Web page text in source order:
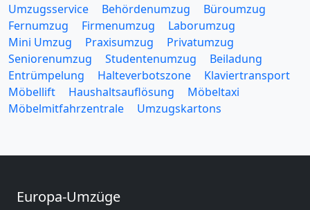
Umzugsservice Behördenumzug
Büroumzug
Fernumzug
Firmenumzug
Laborumzug
Mini Umzug
Praxisumzug
Privatumzug
Seniorenumzug
Studentenumzug
Beiladung
Entrümpelung
Halteverbotszone
Klaviertransport
Möbellift
Haushaltsauflösung
Möbeltaxi
Möbelmitfahrzentrale
Umzugskartons
Europa-Umzüge